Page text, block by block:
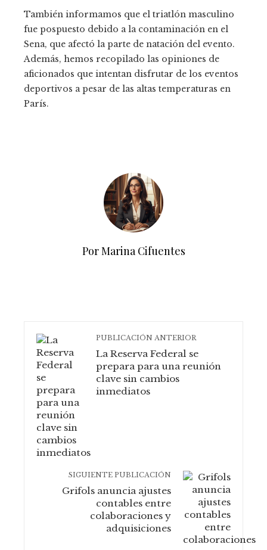
También informamos que el triatlón masculino
fue pospuesto debido a la contaminación en el
Sena, que afectó la parte de natación del evento.
Además, hemos recopilado las opiniones de
aficionados que intentan disfrutar de los eventos
deportivos a pesar de las altas temperaturas en
París.
Por Marina Cifuentes
PUBLICACIÓN ANTERIOR
La Reserva Federal se
prepara para una reunión
clave sin cambios
inmediatos
SIGUIENTE PUBLICACIÓN
Grifols anuncia ajustes
contables entre
colaboraciones y
adquisiciones